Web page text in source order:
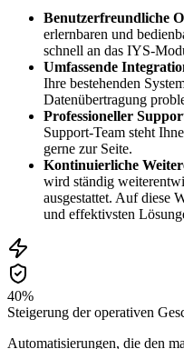
Benutzerfreundliche
erlernbaren und
schnell an das IYS-
Umfassende
Ihre bestehenden
Datenübertragung
Professioneller
Support-Team steht
gerne zur Seite.
Kontinuierliche
wird ständig
ausgestattet. Auf diese
und effektivsten
40%
Steigerung der operativen
Automatisierungen, die den